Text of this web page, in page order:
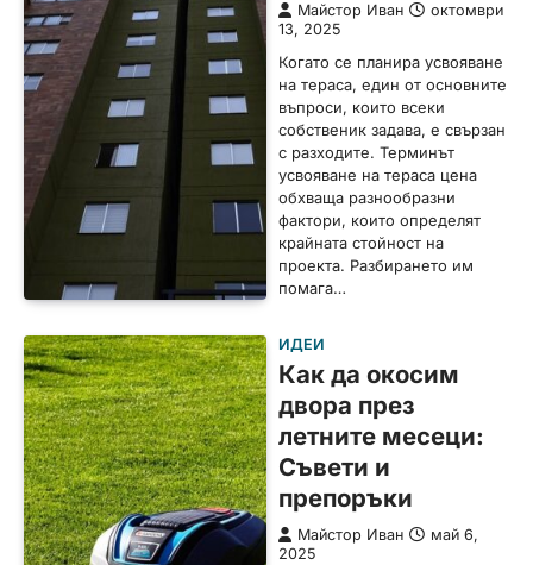
Майстор Иван
октомври
13, 2025
Когато се планира усвояване
на тераса, един от основните
въпроси, които всеки
собственик задава, е свързан
с разходите. Терминът
усвояване на тераса цена
обхваща разнообразни
фактори, които определят
крайната стойност на
проекта. Разбирането им
помага…
ИДЕИ
Как да окосим
двора през
летните месеци:
Съвети и
препоръки
Майстор Иван
май 6,
2025